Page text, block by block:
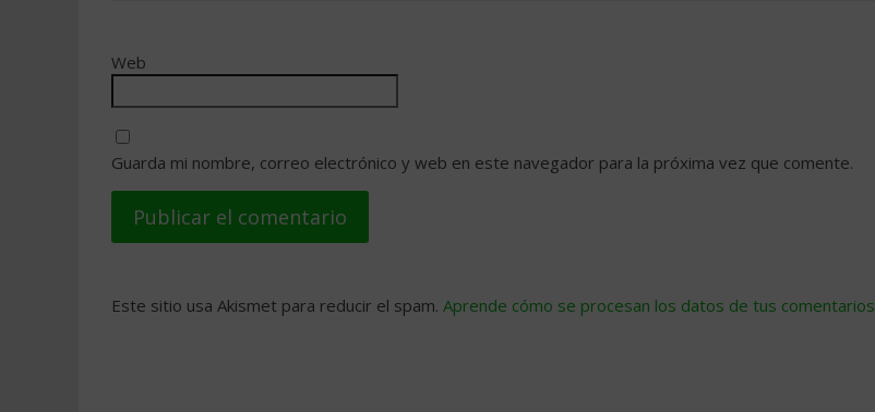
Web
Guarda mi nombre, correo electrónico y web en este navegador para la próxima vez que comente.
Este sitio usa Akismet para reducir el spam. Aprende cómo se procesan los datos de tus comentarios